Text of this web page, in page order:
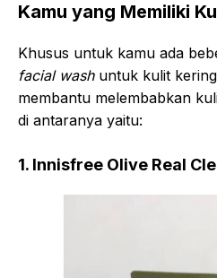
Kamu yang Memiliki
Khusus untuk kamu ada
facial wash untuk kulit
membantu melembabkan
di antaranya yaitu:
1. Innisfree Olive Real